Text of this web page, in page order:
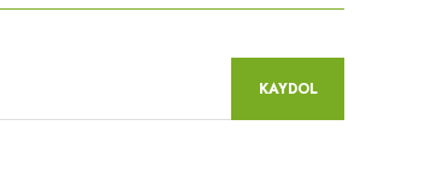
KAYDOL